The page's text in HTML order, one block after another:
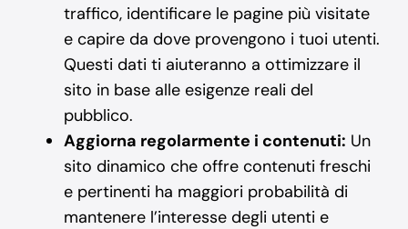
traffico, identificare le pagine più visitate
e capire da dove provengono i tuoi utenti.
Questi dati ti aiuteranno a ottimizzare il
sito in base alle esigenze reali del
pubblico.
Aggiorna regolarmente i contenuti: Un
sito dinamico che offre contenuti freschi
e pertinenti ha maggiori probabilità di
mantenere l’interesse degli utenti e